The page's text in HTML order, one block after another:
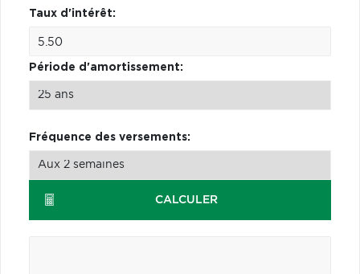
Taux d'intérêt:
Période d'amortissement:
Fréquence des versements:
CALCULER